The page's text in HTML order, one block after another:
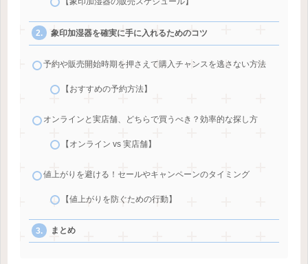
象印加湿器を確実に手に入れるためのコツ
予約や販売開始時期を押さえて購入チャンスを逃さない方法
【おすすめの予約方法】
オンラインと実店舗、どちらで買うべき？効率的な探し方
【オンライン vs 実店舗】
値上がりを避ける！セールやキャンペーンのタイミング
【値上がりを防ぐための行動】
まとめ